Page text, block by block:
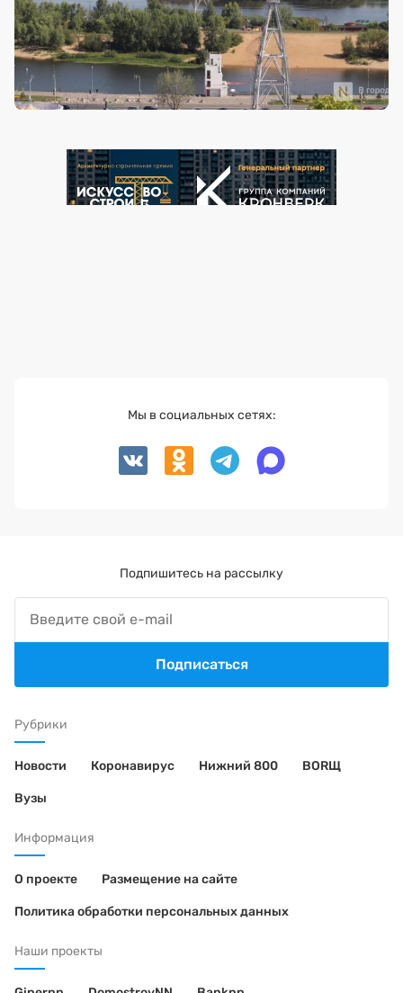
Рубрики
Новости Коронавирус Нижний 800 BORЩ
Вузы
Информация
О проекте Размещение на сайте
Политика обработки персональных данных
Наши проекты
Мы в социальных сетях:
Подпишитесь на рассылку
Подписаться